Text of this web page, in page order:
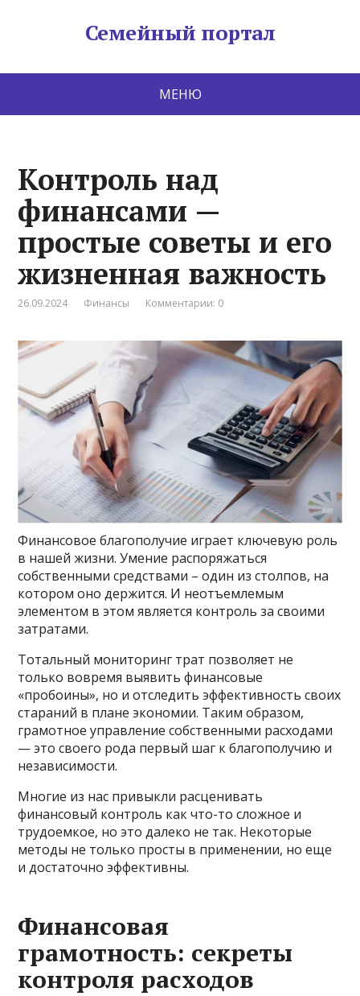
Семейный портал
МЕНЮ
Контроль над
финансами —
простые советы и его
жизненная важность
26.09.2024 Финансы Комментарии: 0
Финансовое благополучие играет ключевую роль
в нашей жизни. Умение распоряжаться
собственными средствами – один из столпов, на
котором оно держится. И неотъемлемым
элементом в этом является контроль за своими
затратами.
Тотальный мониторинг трат позволяет не
только вовремя выявить финансовые
«пробоины», но и отследить эффективность своих
стараний в плане экономии. Таким образом,
грамотное управление собственными расходами
— это своего рода первый шаг к благополучию и
независимости.
Многие из нас привыкли расценивать
финансовый контроль как что-то сложное и
трудоемкое, но это далеко не так. Некоторые
методы не только просты в применении, но еще
и достаточно эффективны.
Финансовая
грамотность: секреты
контроля расходов